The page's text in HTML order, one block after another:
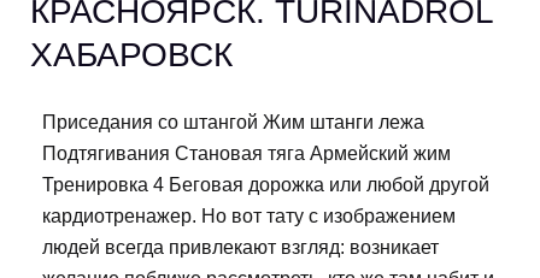
КРАСНОЯРСК. TURINADROL
ХАБАРОВСК
Приседания со штангой Жим штанги лежа
Подтягивания Становая тяга Армейский жим
Тренировка 4 Беговая дорожка или любой другой
кардиотренажер. Но вот тату с изображением
людей всегда привлекают взгляд: возникает